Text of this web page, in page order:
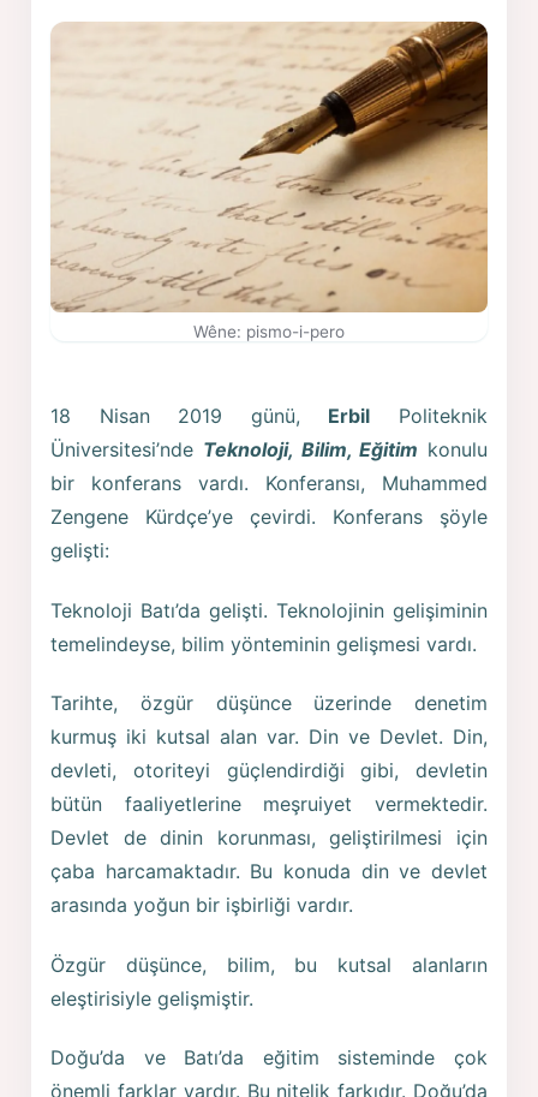
Wêne: pismo-i-pero
18 Nisan 2019 günü, Erbil Politeknik
Üniversitesi’nde Teknoloji, Bilim, Eğitim konulu
bir konferans vardı. Konferansı, Muhammed
Zengene Kürdçe’ye çevirdi. Konferans şöyle
gelişti:
Teknoloji Batı’da gelişti. Teknolojinin gelişiminin
temelindeyse, bilim yönteminin gelişmesi vardı.
Tarihte, özgür düşünce üzerinde denetim
kurmuş iki kutsal alan var. Din ve Devlet. Din,
devleti, otoriteyi güçlendirdiği gibi, devletin
bütün faaliyetlerine meşruiyet vermektedir.
Devlet de dinin korunması, geliştirilmesi için
çaba harcamaktadır. Bu konuda din ve devlet
arasında yoğun bir işbirliği vardır.
Özgür düşünce, bilim, bu kutsal alanların
eleştirisiyle gelişmiştir.
Doğu’da ve Batı’da eğitim sisteminde çok
önemli farklar vardır. Bu nitelik farkıdır. Doğu’da